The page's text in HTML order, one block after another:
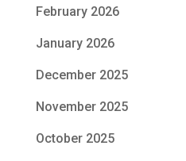
February 2026
January 2026
December 2025
November 2025
October 2025